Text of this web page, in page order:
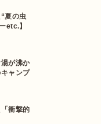
夏の虫
etc.】
が沸か
ャンプ
衝撃的